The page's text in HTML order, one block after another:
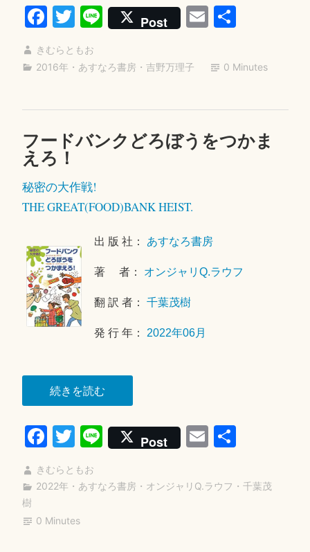
人
ラ
キ
Fa
ce
bo
T
wi
tte
Li
ne
Post E
ail
共
きむらともお
2016年 ・ あすなろ書房 ・ 吉野万理子 0 Minutes
フードバンクどろぼうをつかま
えろ！
秘密の大作戦!
THE GREAT(FOOD)BANK HEIST.
出 版 社： あすなろ書房
著 者： オンジャリQ.ラウフ
翻 訳 者：千葉茂樹
発 行 年：2022年06月
続きを読む“フ
ー
ド
バ
ク
Fa
ce
bo
T
wi
tte
Li
ne
Post E
ail
共
きむらともお
2022年 ・ あすなろ書房 ・ オンジャリQ.ラウフ ・ 千葉茂
樹
2
0
2
3
年
1
日
0 Minutes